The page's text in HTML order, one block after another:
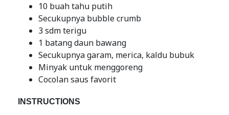
10 buah tahu putih
Secukupnya bubble crumb
3 sdm terigu
1 batang daun bawang
Secukupnya garam, merica, kaldu bubuk
Minyak untuk menggoreng
Cocolan saus favorit
INSTRUCTIONS